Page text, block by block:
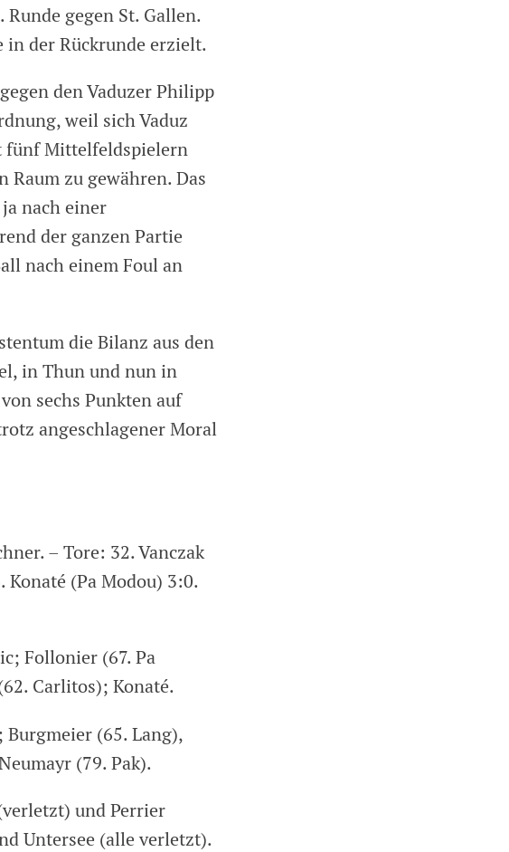
gegen St. Gallen.
in der Rückrunde erzielt.
den Vaduzer Philipp
weil sich Vaduz
fünf Mittelfeldspielern
zu gewähren. Das
nach einer
der ganzen Partie
nach einem Foul an
die Bilanz aus den
in Thun und nun in
sechs Punkten auf
angeschlagener Moral
– Tore: 32. Vanczak
(Pa Modou) 3:0.
Follonier (67. Pa
Carlitos); Konaté.
(65. Lang),
(79. Pak).
und Perrier
Untersee (alle verletzt).